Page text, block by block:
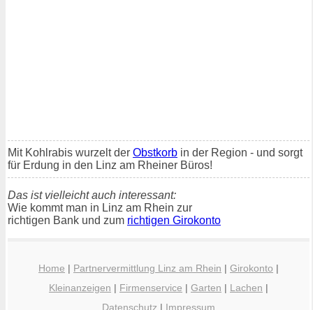
Mit Kohlrabis wurzelt der Obstkorb in der Region - und sorgt
für Erdung in den Linz am Rheiner Büros!
Das ist vielleicht auch interessant:
Wie kommt man in Linz am Rhein zur
richtigen Bank und zum richtigen Girokonto
Home | Partnervermittlung Linz am Rhein | Girokonto |
Kleinanzeigen | Firmenservice | Garten | Lachen |
Datenschutz | Impressum